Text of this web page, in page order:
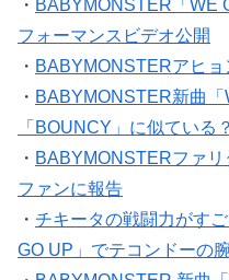
フォーマンスビデオ公開
・BABYMONSTERアヒョ
BABYMONSTER新曲「
「BOUNCY」に似ている
・BABYMONSTERファリ
ファンに報告
・チキータの戦闘力がす
GO UP」でテコンドーの
・BABYMONSTER 新曲